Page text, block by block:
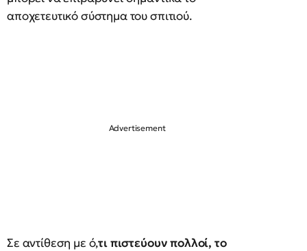
αποχετευτικό σύστημα του σπιτιού.
Σε αντίθεση με ό,τι πιστεύουν πολλοί, το